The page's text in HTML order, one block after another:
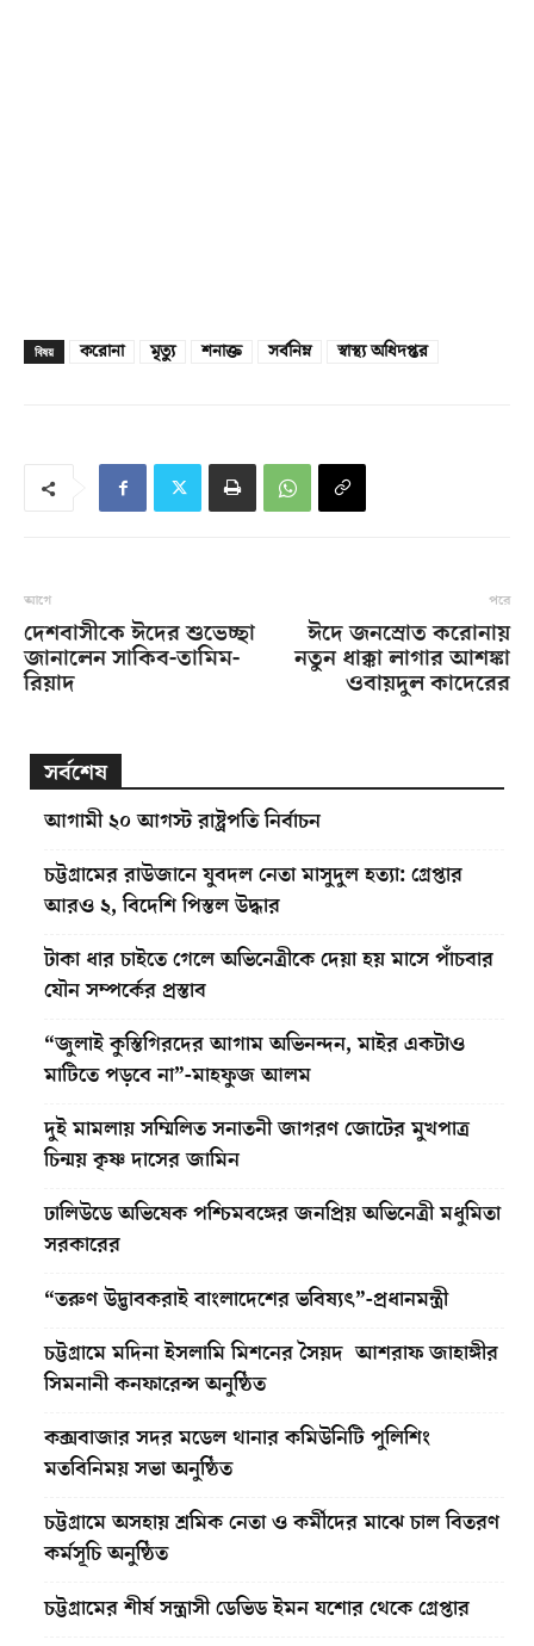
বিষয় করোনা মৃত্যু শনাক্ত সর্বনিম্ন স্বাস্থ‌্য অধিদপ্তর
আগে
দেশবাসীকে ঈদের শুভেচ্ছা
জানালেন সাকিব-তামিম-
রিয়াদ
পরে
ঈদে জনস্রোত করোনায়
নতুন ধাক্কা লাগার আশঙ্কা
ওবায়দুল কাদেরের
সর্বশেষ
আগামী ২০ আগস্ট রাষ্ট্রপতি নির্বাচন
চট্টগ্রামের রাউজানে যুবদল নেতা মাসুদুল হত্যা: গ্রেপ্তার
আরও ২, বিদেশি পিস্তল উদ্ধার
টাকা ধার চাইতে গেলে অভিনেত্রীকে দেয়া হয় মাসে পাঁচবার
যৌন সম্পর্কের প্রস্তাব
“জুলাই কুস্তিগিরদের আগাম অভিনন্দন, মাইর একটাও
মাটিতে পড়বে না”-মাহফুজ আলম
দুই মামলায় সম্মিলিত সনাতনী জাগরণ জোটের মুখপাত্র
চিন্ময় কৃষ্ণ দাসের জামিন
ঢালিউডে অভিষেক পশ্চিমবঙ্গের জনপ্রিয় অভিনেত্রী মধুমিতা
সরকারের
“তরুণ উদ্ভাবকরাই বাংলাদেশের ভবিষ্যৎ”-প্রধানমন্ত্রী
চট্টগ্রামে মদিনা ইসলামি মিশনের সৈয়দ আশরাফ জাহাঙ্গীর
সিমনানী কনফারেন্স অনুষ্ঠিত
কক্সবাজার সদর মডেল থানার কমিউনিটি পুলিশিং
মতবিনিময় সভা অনুষ্ঠিত
চট্টগ্রামে অসহায় শ্রমিক নেতা ও কর্মীদের মাঝে চাল বিতরণ
কর্মসূচি অনুষ্ঠিত
চট্টগ্রামের শীর্ষ সন্ত্রাসী ডেভিড ইমন যশোর থেকে গ্রেপ্তার